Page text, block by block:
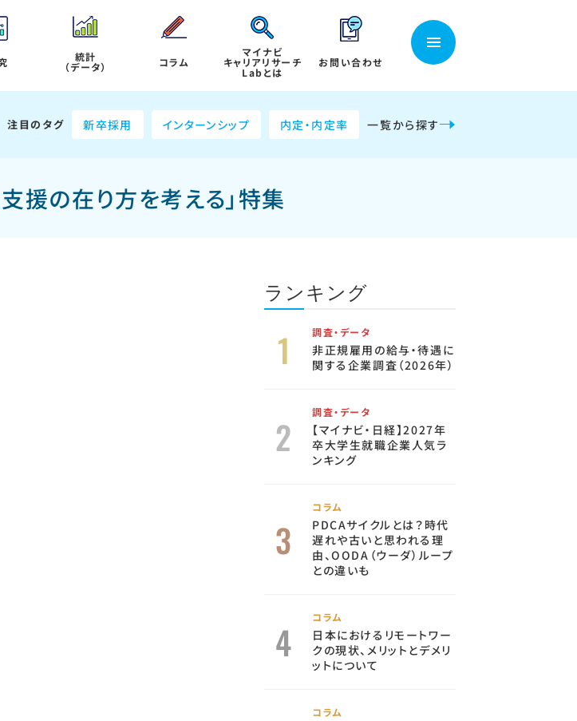
統計
（データ） コラム
マイナビ
キャリアリサーチ
Labとは
お問い合わせ
注目のタグ 新卒採用 インターンシップ 内定・内定率 一覧から探す
援の在り方を考える」特集
ランキング
調査・データ
非正規雇用の給与・待遇に
関する企業調査（2026年）
調査・データ
【マイナビ・日経】2027年
卒大学生就職企業人気ラ
ンキング
コラム
PDCAサイクルとは？時代
遅れや古いと思われる理
由、OODA（ウーダ）ループ
との違いも
コラム
日本におけるリモートワー
クの現状、メリットとデメリ
ットについて
コラム